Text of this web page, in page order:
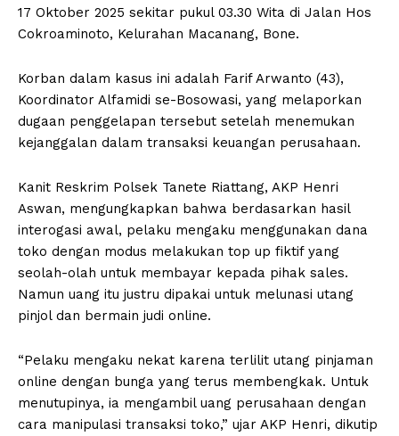
17 Oktober 2025 sekitar pukul 03.30 Wita di Jalan Hos
Cokroaminoto, Kelurahan Macanang, Bone.
Korban dalam kasus ini adalah Farif Arwanto (43),
Koordinator Alfamidi se-Bosowasi, yang melaporkan
dugaan penggelapan tersebut setelah menemukan
kejanggalan dalam transaksi keuangan perusahaan.
Kanit Reskrim Polsek Tanete Riattang, AKP Henri
Aswan, mengungkapkan bahwa berdasarkan hasil
interogasi awal, pelaku mengaku menggunakan dana
toko dengan modus melakukan top up fiktif yang
seolah-olah untuk membayar kepada pihak sales.
Namun uang itu justru dipakai untuk melunasi utang
pinjol dan bermain judi online.
“Pelaku mengaku nekat karena terlilit utang pinjaman
online dengan bunga yang terus membengkak. Untuk
menutupinya, ia mengambil uang perusahaan dengan
cara manipulasi transaksi toko,” ujar AKP Henri, dikutip